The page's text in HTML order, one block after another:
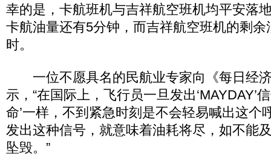
幸的是，卡航班机与吉祥航空班机均平安落
卡航油量还有5分钟，而吉祥航空班机的剩
时。
一位不愿具名的民航业专家向《每日经
示，“在国际上，飞行员一旦发出‘MAYDAY’
命’一样，不到紧急时刻是不会轻易喊出这个
发出这种信号，就意味着油耗将尽，如不能
坠毁。”